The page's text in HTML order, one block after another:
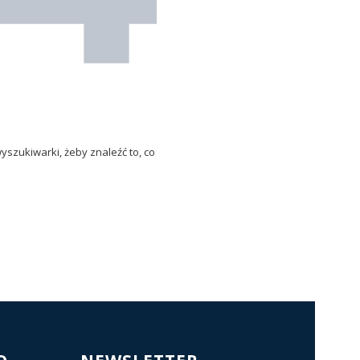
żeby znaleźć to, co